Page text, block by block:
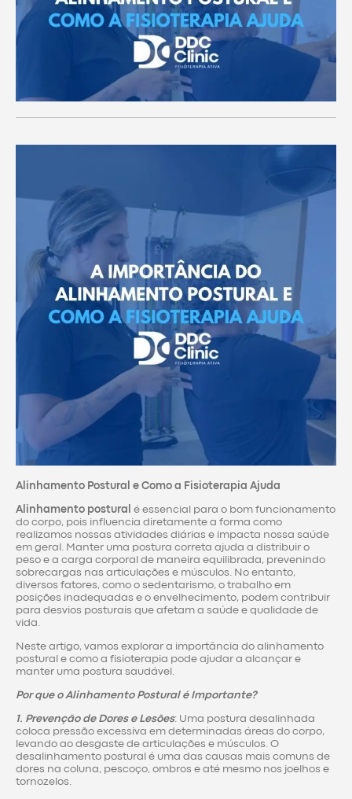
Alinhamento Postural e Como a Fisioterapia Ajuda
Alinhamento postural
é essencial para o bom funcionamento
do corpo, pois influencia diretamente a forma como
realizamos nossas atividades diárias e impacta nossa saúde
em geral. Manter uma postura correta ajuda a distribuir o
peso e a carga corporal de maneira equilibrada, prevenindo
sobrecargas nas articulações e músculos. No entanto,
diversos fatores, como o sedentarismo, o trabalho em
posições inadequadas e o envelhecimento, podem contribuir
para desvios posturais que afetam a saúde e qualidade de
vida.
Neste artigo, vamos explorar a importância do alinhamento
postural e como a fisioterapia pode ajudar a alcançar e
manter uma postura saudável.
Por que o Alinhamento Postural é Importante?
1. Prevenção de Dores e Lesões: Uma postura desalinhada
coloca pressão excessiva em determinadas áreas do corpo,
levando ao desgaste de articulações e músculos. O
desalinhamento postural é uma das causas mais comuns de
dores na coluna, pescoço, ombros e até mesmo nos joelhos e
tornozelos.